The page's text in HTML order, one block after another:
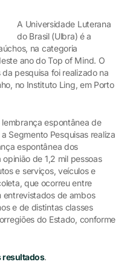
A Universidade Luterana
do Brasil (Ulbra) é a
na categoria
ano do Top of Mind. O
pesquisa foi realizado na
no Instituto Ling, em Porto
espontânea de
Segmento Pesquisas realiza
espontânea dos
de 1,2 mil pessoas
e serviços, veículos e
que ocorreu entre
entrevistados de ambos
e de distintas classes
do Estado, conforme
resultados.